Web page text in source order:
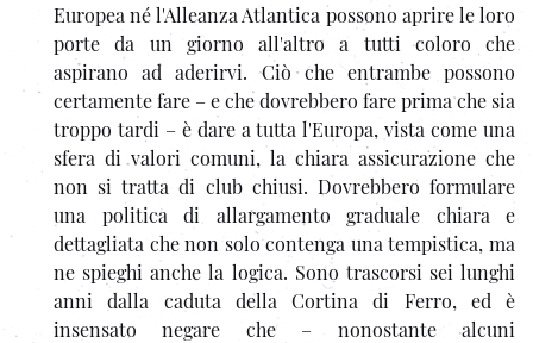
Europea né l'Alleanza Atlantica possono aprire le loro
porte da un giorno all'altro a tutti coloro che
aspirano ad aderirvi. Ciò che entrambe possono
certamente fare – e che dovrebbero fare prima che sia
troppo tardi – è dare a tutta l'Europa, vista come una
sfera di valori comuni, la chiara assicurazione che
non si tratta di club chiusi. Dovrebbero formulare
una politica di allargamento graduale chiara e
dettagliata che non solo contenga una tempistica, ma
ne spieghi anche la logica. Sono trascorsi sei lunghi
anni dalla caduta della Cortina di Ferro, ed è
insensato negare che – nonostante alcuni